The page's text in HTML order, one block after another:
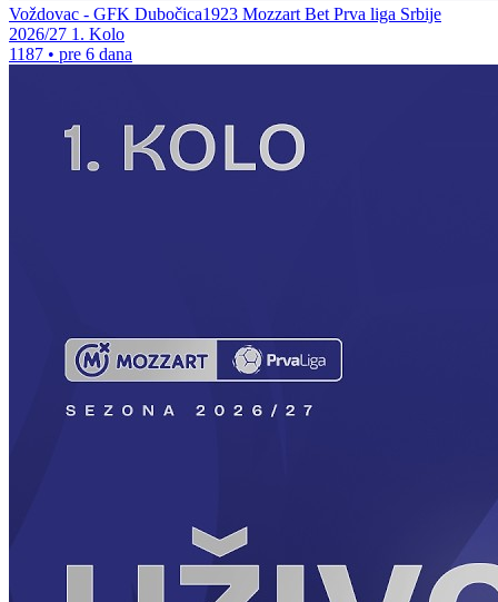
Voždovac - GFK Dubočica1923 Mozzart Bet Prva liga Srbije
2026/27 1. Kolo
1187 • pre 6 dana